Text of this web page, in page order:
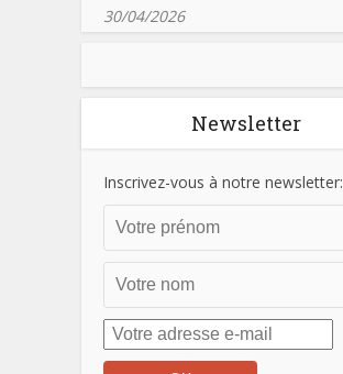
30/04/2026
Newsletter
Inscrivez-vous à notre newsletter: